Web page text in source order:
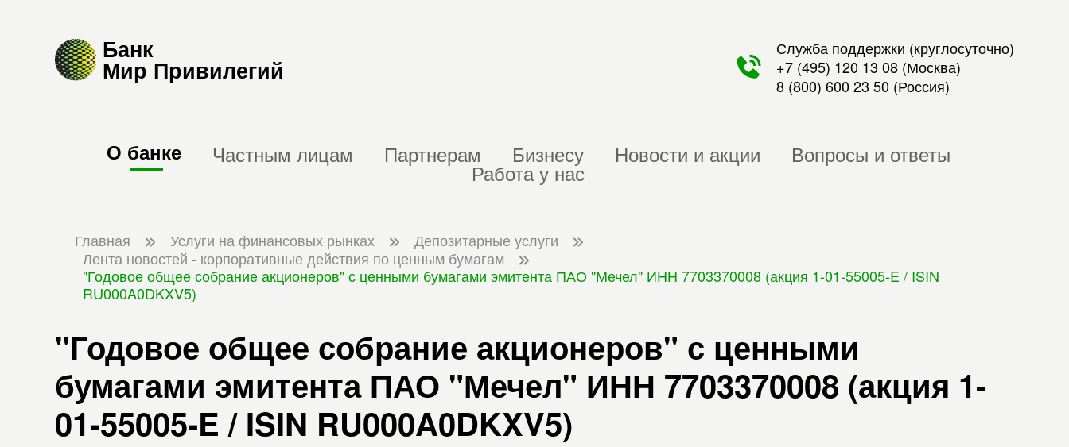
Банк
Мир Привилегий
Служба поддержки (круглосуточно)
+7 (495) 120 13 08 (Москва)
8 (800) 600 23 50 (Россия)
О банке Частным лицам Партнерам Бизнесу Новости и акции Вопросы и ответы
Работа у нас
Главная Услуги на финансовых рынках
Депозитарные услуги
Лента новостей - корпоративные действия по ценным бумагам
"Годовое общее собрание акционеров" с ценными бумагами эмитента ПАО "Мечел" ИНН 7703370008 (акция 1-01-55005-E / ISIN
RU000A0DKXV5)
"Годовое общее собрание акционеров" с ценными
бумагами эмитента ПАО "Мечел" ИНН 7703370008 (акция 1-
01-55005-E / ISIN RU000A0DKXV5)